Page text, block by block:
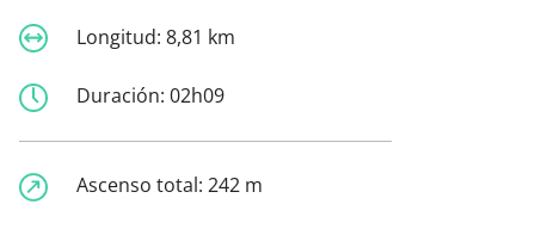
Longitud: 8,81 km
Duración: 02h09
Ascenso total: 242 m